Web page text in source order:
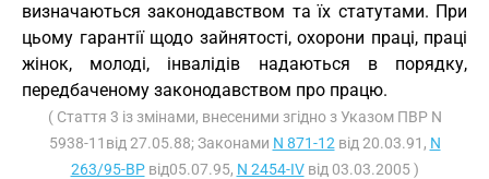
визначаються законодавством та їх статутами. При
цьому гарантії щодо зайнятості, охорони праці, праці
жінок, молоді, інвалідів надаються в порядку,
передбаченому законодавством про працю.
( Стаття 3 із змінами, внесеними згідно з Указом ПВР N
5938-11від 27.05.88; Законами N 871-12 від 20.03.91, N
263/95-ВРвід05.07.95, N 2454-IVвід 03.03.2005 )